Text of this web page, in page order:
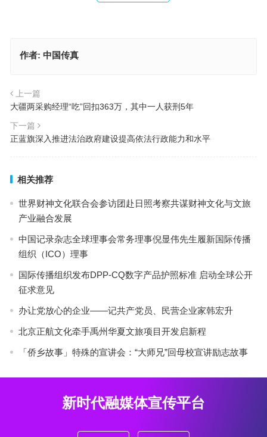
作者: 中国传真
上一篇
大疆两采购经理“吃”回扣363万，其中一人获刑5年
下一篇
正蓝旗深入推进法治政府建设提高依法行政能力和水平
相关推荐
世界财神文化联合会参访团赴日照考察共谋财神文化与文旅
产业融合发展
中国记录杂志全球理事会常务理事倪显伟先生履新国际传播
组织（ICO）理事
国际传播组织发布DPP-CQ数字产品护照标准 启动全球公开
征求意见
办让党放心的企业——记共产党员、民营企业家韩宏升
北京正航文化牵手禹州华夏文旅项目开发启新程
「侨乡故事」特殊的宣讲会：“大师兄”回母校宣讲励志故事
新时代融媒体宣传平台